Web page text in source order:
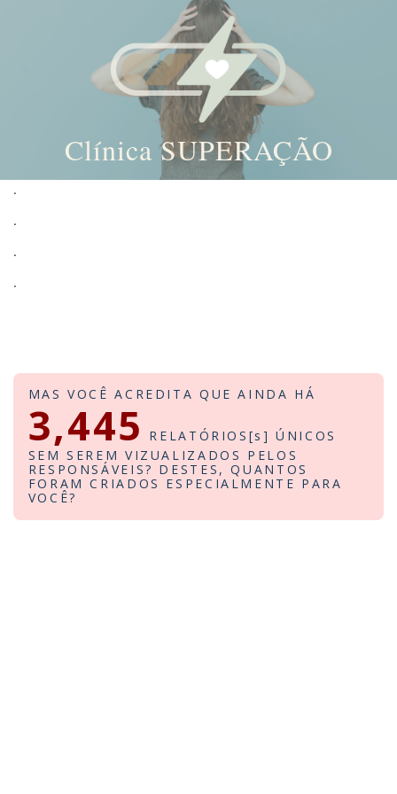
Clínica SUPERAÇÃO
content
.
.
.
.
MAS VOCÊ ACREDITA QUE AINDA HÁ
3,445
RELATÓRIOS[s] ÚNICOS
SEM SEREM VIZUALIZADOS PELOS
RESPONSÁVEIS? DESTES, QUANTOS
FORAM CRIADOS ESPECIALMENTE PARA
VOCÊ?